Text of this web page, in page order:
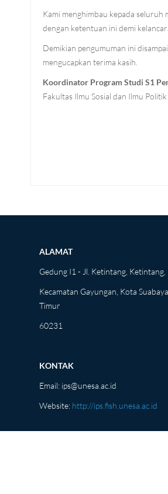
Kami menghimbau kepada seluruh
dengan ketentuan ini demi
Demikian pengumuman ini
mengucapkan terima kasih.
Koordinator Program Studi S1
Fakultas Ilmu Sosial dan Ilmu
ALAMAT
Gedung I1 - Jl. Ketintang, Ketintang,
Kecamatan Gayungan, Kota
Timur
60231
KONTAK
Email: ips@unesa.ac.id
Website: http://ips.fish.unesa.ac.id